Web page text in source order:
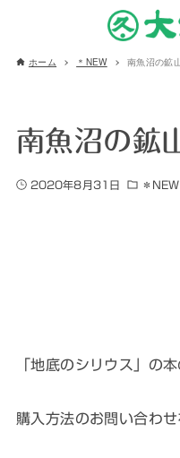
ホーム ＊NEW 南魚沼の鉱
南魚沼の鉱
2020年8月31日 ＊NEW
「地底のシリウス」の
購入方法のお問い合わせ